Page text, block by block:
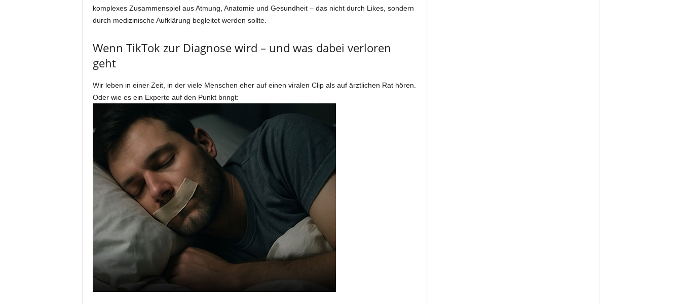
komplexes Zusammenspiel aus Atmung, Anatomie und Gesundheit – das nicht durch Likes, sondern
durch medizinische Aufklärung begleitet werden sollte.
Wenn TikTok zur Diagnose wird – und was dabei verloren
geht
Wir leben in einer Zeit, in der viele Menschen eher auf einen viralen Clip als auf ärztlichen Rat hören.
Oder wie es ein Experte auf den Punkt bringt: